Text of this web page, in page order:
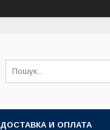
ДОСТАВКА И ОПЛАТА